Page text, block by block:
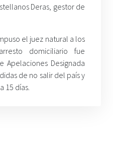
Deras, gestor de
el juez natural a los
domiciliario fue
Designada
de no salir del país y
15 días.